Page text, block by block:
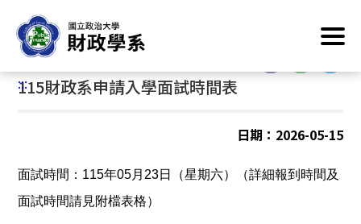
到
要
內
首頁
:::
:::
115財政系申請入學面試時間表
日期：2026-05-15
面試時間：115年05月23日（星期六）（詳細報到時間及
面試時間請見附檔表格）